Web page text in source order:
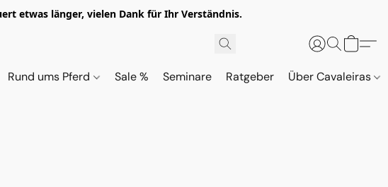
etwas länger, vielen Dank für Ihr Verständnis.
Rund ums Pferd Sale % Seminare Ratgeber Über Cavaleiras